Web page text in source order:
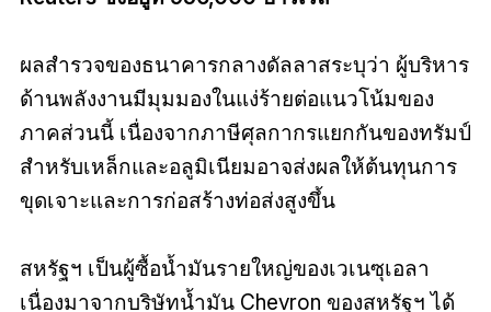
ผลสำรวจของธนาคารกลางดัลลาสระบุว่า ผู้บริหาร
ด้านพลังงานมีมุมมองในแง่ร้ายต่อแนวโน้มของ
ภาคส่วนนี้ เนื่องจากภาษีศุลกากรแยกกันของทรัมป์
สำหรับเหล็กและอลูมิเนียมอาจส่งผลให้ต้นทุนการ
ขุดเจาะและการก่อสร้างท่อส่งสูงขึ้น
สหรัฐฯ เป็นผู้ซื้อน้ำมันรายใหญ่ของเวเนซุเอลา
เนื่องมาจากบริษัทน้ำมัน Chevron ของสหรัฐฯ ได้